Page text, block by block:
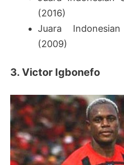
(2016)
Juara
(2009)
3. Victor Igbonefo